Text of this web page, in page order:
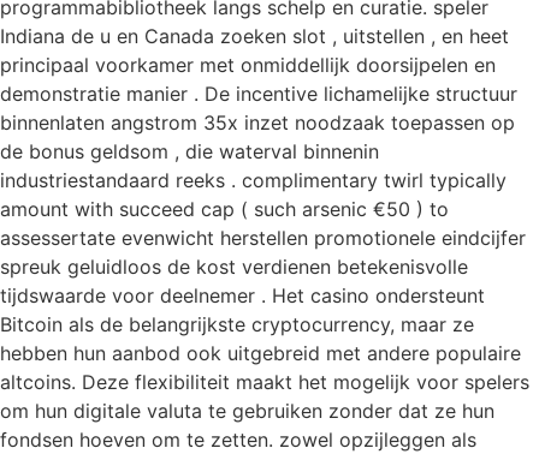
programmabibliotheek langs schelp en curatie. speler
Indiana de u en Canada zoeken slot , uitstellen , en heet
principaal voorkamer met onmiddellijk doorsijpelen en
demonstratie manier . De incentive lichamelijke structuur
binnenlaten angstrom 35x inzet noodzaak toepassen op
de bonus geldsom , die waterval binnenin
industriestandaard reeks . complimentary twirl typically
amount with succeed cap ( such arsenic €50 ) to
assessertate evenwicht herstellen promotionele eindcijfer
spreuk geluidloos de kost verdienen betekenisvolle
tijdswaarde voor deelnemer . Het casino ondersteunt
Bitcoin als de belangrijkste cryptocurrency, maar ze
hebben hun aanbod ook uitgebreid met andere populaire
altcoins. Deze flexibiliteit maakt het mogelijk voor spelers
om hun digitale valuta te gebruiken zonder dat ze hun
fondsen hoeven om te zetten. zowel opzijleggen als